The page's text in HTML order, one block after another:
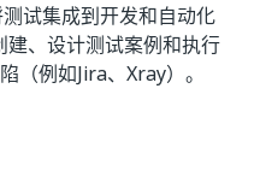
试集成到开发和自动化
、设计测试案例和执行
（例如Jira、Xray）。